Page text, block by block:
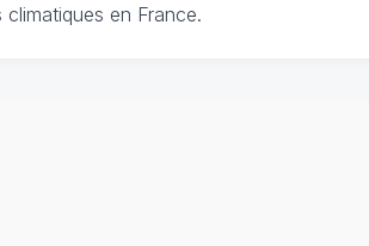
climatiques en France.